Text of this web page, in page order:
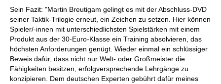
Sein Fazit: "Martin Breutigam gelingt es mit der Abschluss-DVD
seiner Taktik-Trilogie erneut, ein Zeichen zu setzen. Hier können
Spieler/-innen mit unterschiedlichsten Spielstärken mit einem
Produkt aus der 30-Euro-Klasse ein Training absolvieren, das
höchsten Anforderungen genügt. Wieder einmal ein schlüssiger
Beweis dafür, dass nicht nur Welt- oder Großmeister die
Fähigkeiten besitzen, erfolgversprechende Lehrgänge zu
konzipieren. Dem deutschen Experten gebührt dafür meines